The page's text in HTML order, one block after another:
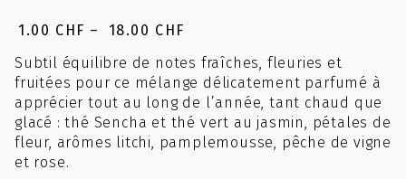
1.00 CHF – 18.00 CHF
Plage
de
prix :
1.00 CHF
à
18.00 CHF
Subtil équilibre de notes fraîches, fleuries et
fruitées pour ce mélange délicatement parfumé à
apprécier tout au long de l’année, tant chaud que
glacé : thé Sencha et thé vert au jasmin, pétales de
fleur, arômes litchi, pamplemousse, pêche de vigne
et rose.